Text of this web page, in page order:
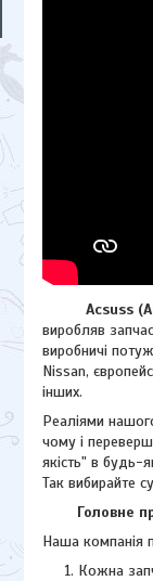
Acsuss
виробляв
виробничі
Nissan,
інших.
Реаліями
чому і
якість" в будь-
Так вибирайте
Головне
Наша компанія
Кожна